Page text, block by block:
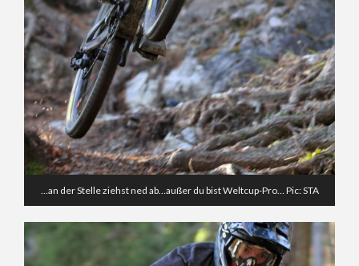
…an der Stelle ziehst ned ab…außer du bist Weltcup-Pro… Pic: STA